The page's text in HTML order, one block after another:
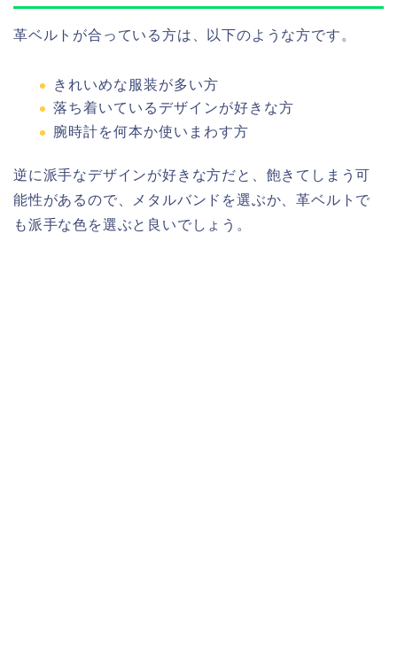
革ベルトが合っている方は、以下のような方です。
きれいめな服装が多い方
落ち着いているデザインが好きな方
腕時計を何本か使いまわす方
逆に派手なデザインが好きな方だと、飽きてしまう可
能性があるので、メタルバンドを選ぶか、革ベルトで
も派手な色を選ぶと良いでしょう。